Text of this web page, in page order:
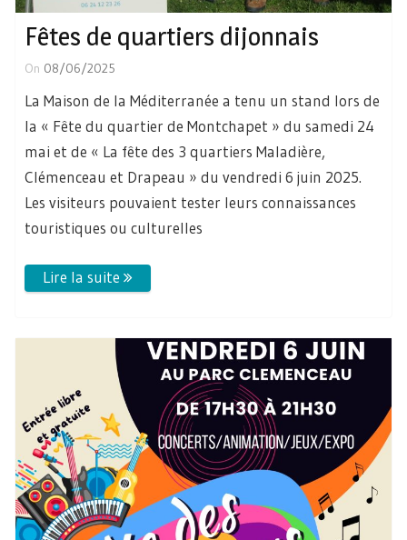
Fêtes de quartiers dijonnais
On 08/06/2025
La Maison de la Méditerranée a tenu un stand lors de
la « Fête du quartier de Montchapet » du samedi 24
mai et de « La fête des 3 quartiers Maladière,
Clémenceau et Drapeau » du vendredi 6 juin 2025.
Les visiteurs pouvaient tester leurs connaissances
touristiques ou culturelles